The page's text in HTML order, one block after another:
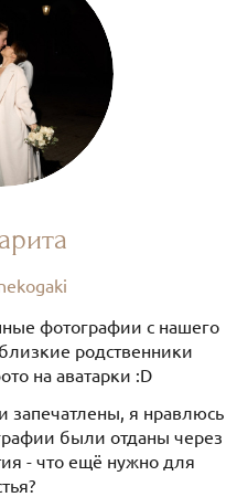
фотографии с нашего
родственники
на аватарки :D
я нравлюсь
были отданы через
- что ещё нужно для